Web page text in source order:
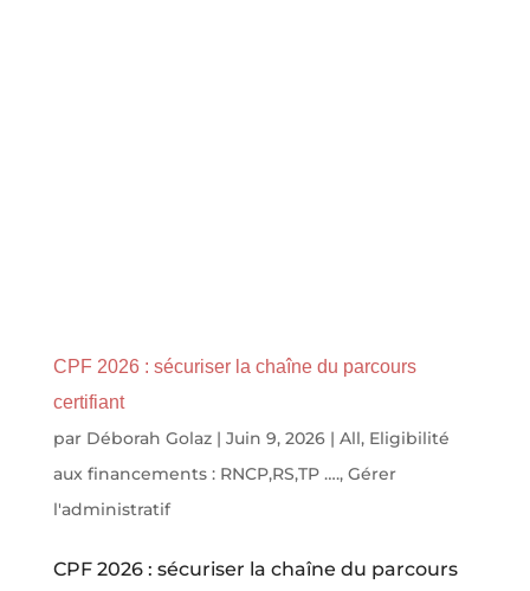
CPF 2026 : sécuriser la chaîne du parcours
certifiant
par Déborah Golaz| Juin 9, 2026| All, Eligibilité
aux financements : RNCP,RS,TP …., Gérer
l'administratif
CPF 2026 : sécuriser la chaîne du parcours